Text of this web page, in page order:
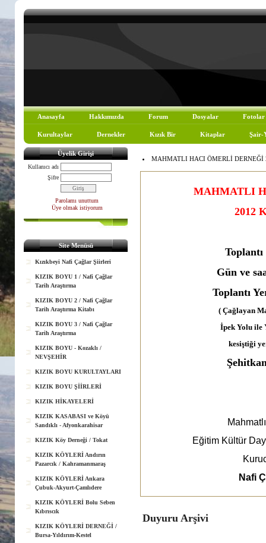
Anasayfa Hakkımızda Forum Dosyalar Fotolar
Kurultaylar Dernekler Kızık Bir Kitaplar Şair-
Üyelik Girişi
Kullanıcı adı
Şifre
Parolamı unuttum
Üye olmak istiyorum
Site Menüsü
Kızıkbeyi Nafi Çağlar Şiirleri
KIZIK BOYU 1 / Nafi Çağlar
Tarih Araştırma
KIZIK BOYU 2 / Nafi Çağlar
Tarih Araştırma Kitabı
KIZIK BOYU 3 / Nafi Çağlar
Tarih Araştırma
KIZIK BOYU - Kozaklı /
NEVŞEHİR
KIZIK BOYU KURULTAYLARI
KIZIK BOYU ŞİİRLERİ
KIZIK HİKAYELERİ
KIZIK KASABASI ve Köyü
Sandıklı - Afyonkarahisar
KIZIK Köy Derneği / Tokat
KIZIK KÖYLERİ Andırın
Pazarcık / Kahramanmaraş
KIZIK KÖYLERİ Ankara
Çubuk-Akyurt-Çamlıdere
KIZIK KÖYLERİ Bolu Seben
Kıbrıscık
KIZIK KÖYLERİ DERNEĞİ /
Bursa-Yıldırım-Kestel
MAHMATLI HACI ÖMERLİ DERNEĞİ
MAHMATLI
2012
Gün ve
Toplantı
( Çağlayan
İpek Yolu ile
kesiştiği
Eğitim Kültür
Nafi
Duyuru Arşivi